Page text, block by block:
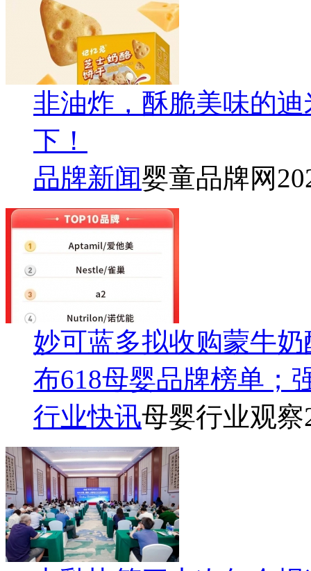
非油炸，酥脆美味的
下！
品牌新闻婴童品牌网
妙可蓝多拟收购蒙牛
布618母婴品牌榜单；
行业快讯母婴行业观察